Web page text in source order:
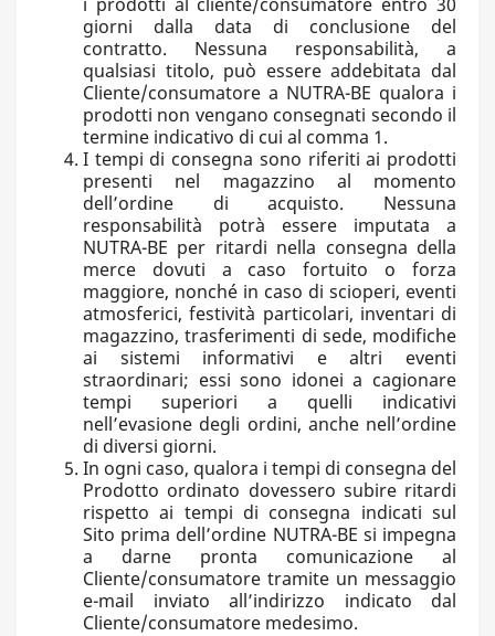
giorni dalla data di conclusione del
contratto. Nessuna responsabilità, a
qualsiasi titolo, può essere addebitata dal
Cliente/consumatore a NUTRA-BE qualora i
prodotti non vengano consegnati secondo il
termine indicativo di cui al comma 1.
I tempi di consegna sono riferiti ai prodotti
presenti nel magazzino al momento
dell’ordine di acquisto. Nessuna
responsabilità potrà essere imputata a
NUTRA-BE per ritardi nella consegna della
merce dovuti a caso fortuito o forza
maggiore, nonché in caso di scioperi, eventi
atmosferici, festività particolari, inventari di
magazzino, trasferimenti di sede, modifiche
ai sistemi informativi e altri eventi
straordinari; essi sono idonei a cagionare
tempi superiori a quelli indicativi
nell’evasione degli ordini, anche nell’ordine
di diversi giorni.
In ogni caso, qualora i tempi di consegna del
Prodotto ordinato dovessero subire ritardi
rispetto ai tempi di consegna indicati sul
Sito prima dell’ordine NUTRA-BE si impegna
a darne pronta comunicazione al
Cliente/consumatore tramite un messaggio
e-mail inviato all’indirizzo indicato dal
Cliente/consumatore medesimo.